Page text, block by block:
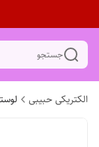
جستجو
الکتریکی حبیبی